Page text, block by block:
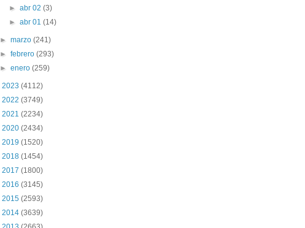
► abr 02 (3)
► abr 01 (14)
►marzo(241)
►febrero(293)
►enero(259)
2023 (4112)
2022 (3749)
2021 (2234)
2020 (2434)
2019 (1520)
2018 (1454)
2017 (1800)
2016 (3145)
2015 (2593)
2014 (3639)